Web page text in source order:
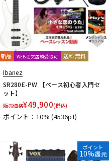
新品 WEB注文店頭受取可 送料無料
Ibanez
SR280E-PW 【ベース初心者入門セ
ット】
販売価格¥49,900(税込)
ポイント：10%(4536pt)
ポイント
10%還元